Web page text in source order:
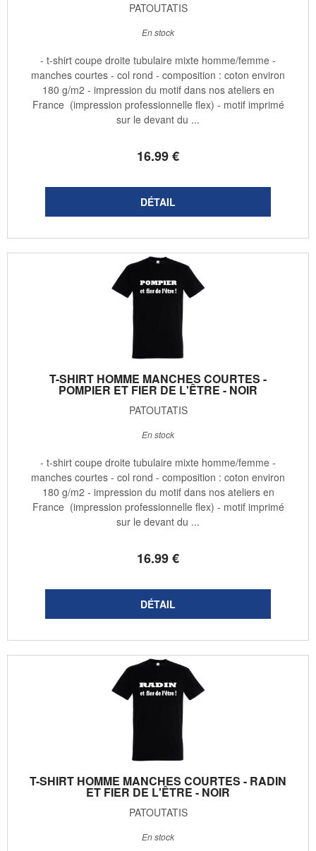
PATOUTATIS
16.99€
En stock
- t-shirt coupe droite tubulaire mixte homme/femme -
manches courtes - col rond - composition : coton environ
180 g/m2 - impression du motif dans nos ateliers en
France (impression professionnelle flex) - motif imprimé
sur le devant du ...
T-SHIRT HOMME MANCHES COURTES -
POMPIER ET FIER DE L'ÊTRE - NOIR
PATOUTATIS
16.99€
En stock
- t-shirt coupe droite tubulaire mixte homme/femme -
manches courtes - col rond - composition : coton environ
180 g/m2 - impression du motif dans nos ateliers en
France (impression professionnelle flex) - motif imprimé
sur le devant du ...
T-SHIRT HOMME MANCHES COURTES - RADIN
ET FIER DE L'ÊTRE - NOIR
PATOUTATIS
En stock